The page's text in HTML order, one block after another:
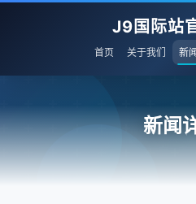
J9国际站
首页 关于我们 新
新闻